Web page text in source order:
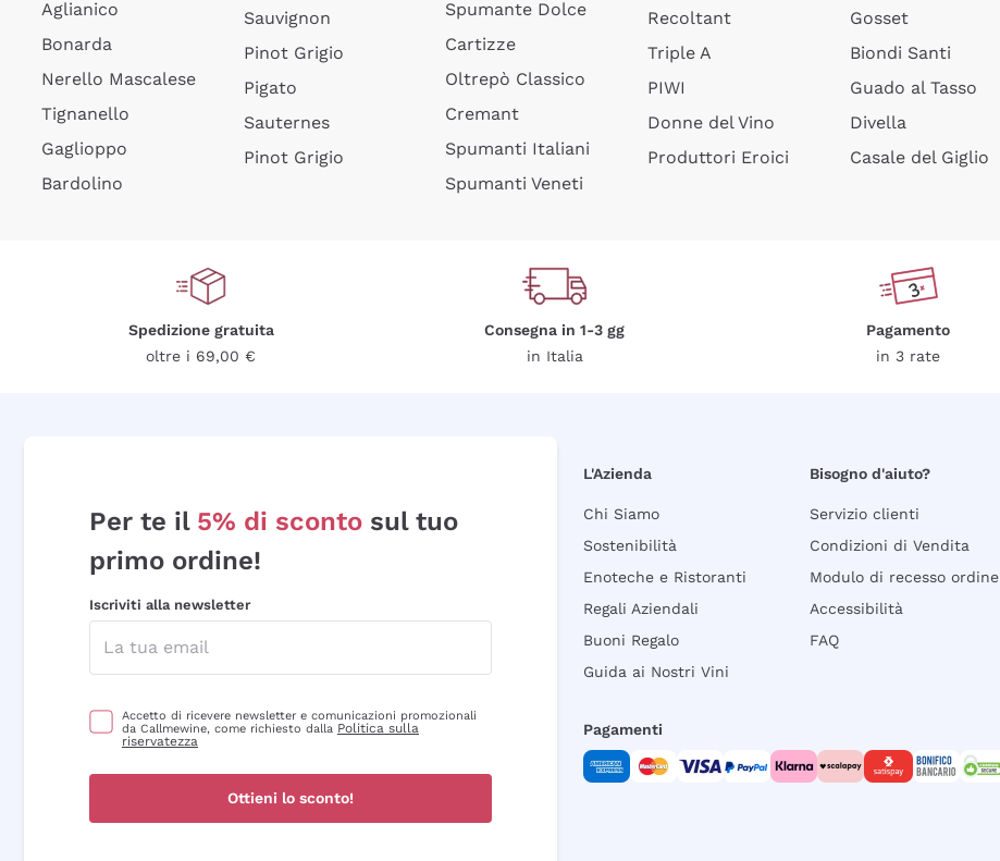
Aglianico
Bonarda
Nerello Mascalese
Tignanello
Gaglioppo
Bardolino
Sauvignon
Pinot Grigio
Pigato
Sauternes
Pinot Grigio
Spumante Dolce
Cartizze
Oltrepò Classico
Cremant
Spumanti Italiani
Spumanti Veneti
Recoltant
Triple A
PIWI
Donne del Vino
Produttori Eroici
Gosset
Biondi Santi
Guado al Tasso
Divella
Casale del Giglio
Spedizione gratuita
oltre i 69,00 €
Consegna in 1-3 gg
in Italia
Pagamento
in 3 rate
Per te il 5% di sconto sul tuo
primo ordine!
Iscriviti alla newsletter
Accetto di ricevere newsletter e comunicazioni promozionali
da Callmewine, come richiesto dalla Politica sulla
riservatezza
Ottieni lo sconto!
L'Azienda
Chi Siamo
Sostenibilità
Enoteche e Ristoranti
Regali Aziendali
Buoni Regalo
Guida ai Nostri Vini
Bisogno d'aiuto?
Servizio clienti
Condizioni di Vendita
Modulo di recesso ordine
Accessibilità
FAQ
Pagamenti